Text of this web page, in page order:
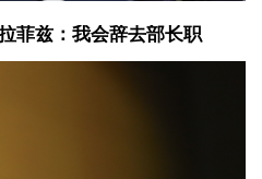
菲兹：我会辞去部长职